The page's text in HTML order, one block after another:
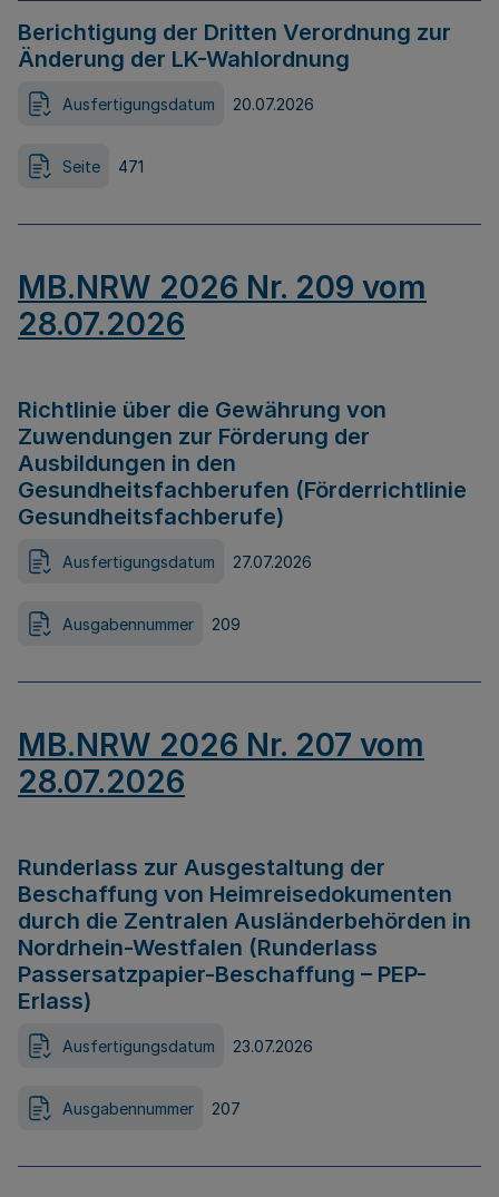
Berichtigung der Dritten Verordnung zur
Änderung der LK-Wahlordnung
Ausfertigungsdatum 20.07.2026
Seite 471
MB.NRW 2026 Nr. 209 vom
28.07.2026
Richtlinie über die Gewährung von
Zuwendungen zur Förderung der
Ausbildungen in den
Gesundheitsfachberufen (Förderrichtlinie
Gesundheitsfachberufe)
Ausfertigungsdatum 27.07.2026
Ausgabennummer 209
MB.NRW 2026 Nr. 207 vom
28.07.2026
Runderlass zur Ausgestaltung der
Beschaffung von Heimreisedokumenten
durch die Zentralen Ausländerbehörden in
Nordrhein-Westfalen (Runderlass
Passersatzpapier-Beschaffung – PEP-
Erlass)
Ausfertigungsdatum 23.07.2026
Ausgabennummer 207